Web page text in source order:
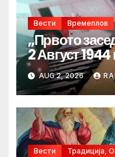
Вести Времеплов
„Првото
2 Август 1944
AUG 2, 2026
Вести Традиција,